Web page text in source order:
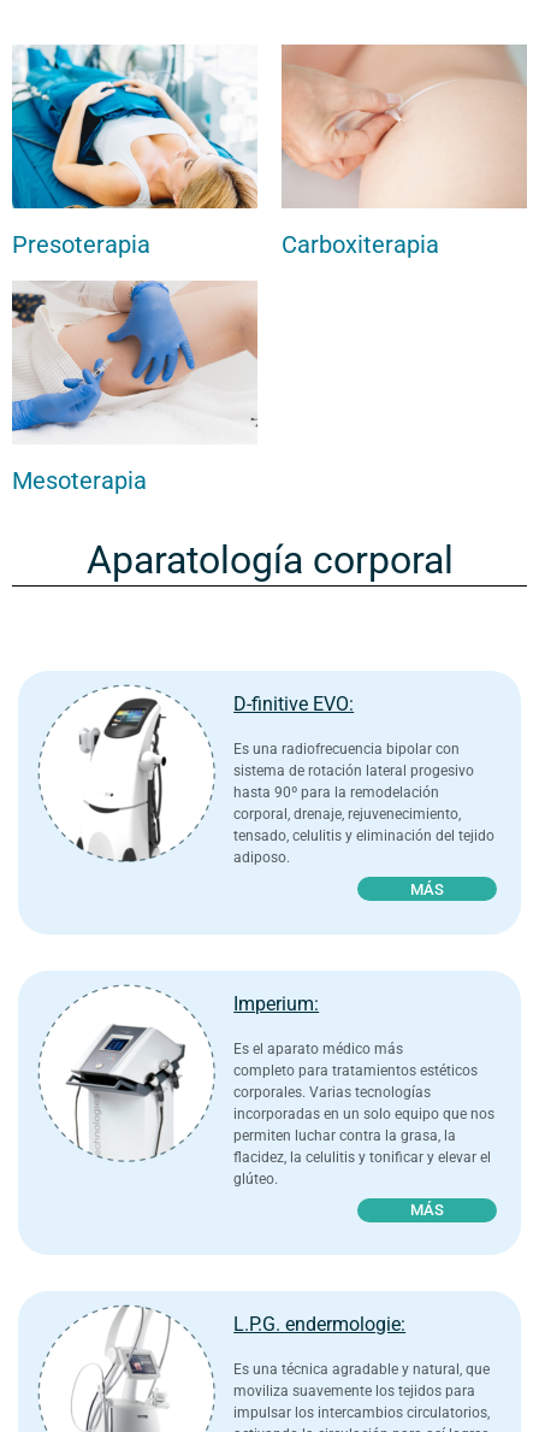
Presoterapia Carboxiterapia
Mesoterapia
Aparatología corporal
D-finitive EVO:
Es una radiofrecuencia bipolar con
sistema de rotación lateral progesivo
hasta 90º para la remodelación
corporal, drenaje, rejuvenecimiento,
tensado, celulitis y eliminación del tejido
adiposo.
MÁS
Imperium:​
Es el aparato médico más
completo para tratamientos estéticos
corporales. Varias tecnologías
incorporadas en un solo equipo que nos
permiten luchar contra la grasa, la
flacidez, la celulitis y tonificar y elevar el
glúteo.
MÁS
L.P.G. endermologie:​
Es una técnica agradable y natural, que
moviliza suavemente los tejidos para
impulsar los intercambios circulatorios,